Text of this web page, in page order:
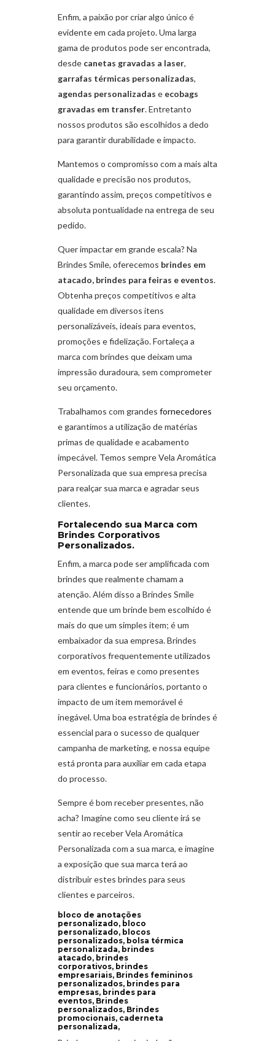
Enfim, a paixão por criar algo único é
evidente em cada projeto. Uma larga
gama de produtos pode ser encontrada,
desde canetas gravadas a laser,
garrafas térmicas personalizadas,
agendas personalizadas e ecobags
gravadas em transfer. Entretanto
nossos produtos são escolhidos a dedo
para garantir durabilidade e impacto.
Mantemos o compromisso com a mais alta
qualidade e precisão nos produtos,
garantindo assim, preços competitivos e
absoluta pontualidade na entrega de seu
pedido.
Quer impactar em grande escala? Na
Brindes Smile, oferecemos brindes em
atacado, brindes para feiras e eventos.
Obtenha preços competitivos e alta
qualidade em diversos itens
personalizáveis, ideais para eventos,
promoções e fidelização. Fortaleça a
marca com brindes que deixam uma
impressão duradoura, sem comprometer
seu orçamento.
Trabalhamos com grandes fornecedores
e garantimos a utilização de matérias
primas de qualidade e acabamento
impecável. Temos sempre Vela Aromática
Personalizada que sua empresa precisa
para realçar sua marca e agradar seus
clientes.
Fortalecendo sua Marca com
Brindes Corporativos
Personalizados.
Enfim, a marca pode ser amplificada com
brindes que realmente chamam a
atenção. Além disso a Brindes Smile
entende que um brinde bem escolhido é
mais do que um simples item; é um
embaixador da sua empresa. Brindes
corporativos frequentemente utilizados
em eventos, feiras e como presentes
para clientes e funcionários, portanto o
impacto de um item memorável é
inegável. Uma boa estratégia de brindes é
essencial para o sucesso de qualquer
campanha de marketing, e nossa equipe
está pronta para auxiliar em cada etapa
do processo.
Sempre é bom receber presentes, não
acha? Imagine como seu cliente irá se
sentir ao receber Vela Aromática
Personalizada com a sua marca, e imagine
a exposição que sua marca terá ao
distribuir estes brindes para seus
clientes e parceiros.
bloco de anotações
personalizado, bloco
personalizado, blocos
personalizados, bolsa térmica
personalizada, brindes
atacado, brindes
corporativos, brindes
empresariais, Brindes femininos
personalizados, brindes para
empresas, brindes para
eventos, Brindes
personalizados, Brindes
promocionais, caderneta
personalizada,